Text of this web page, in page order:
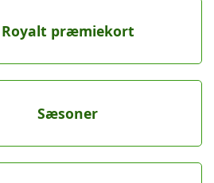
Royalt præmiekort
Sæsoner